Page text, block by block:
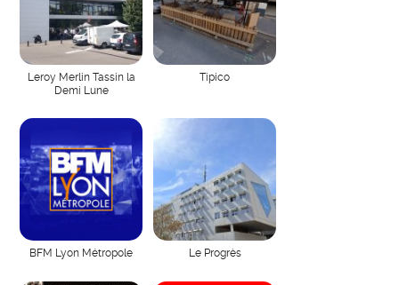
Leroy Merlin Tassin la
Demi Lune
Tipico
BFM Lyon Métropole Le Progrès